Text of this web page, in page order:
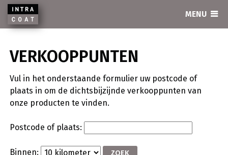
INTRACOAT MENU
VERKOOPPUNTEN
Vul in het onderstaande formulier uw postcode of
plaats in om de dichtsbijzijnde verkooppunten van
onze producten te vinden.
Postcode of plaats:
Binnen: